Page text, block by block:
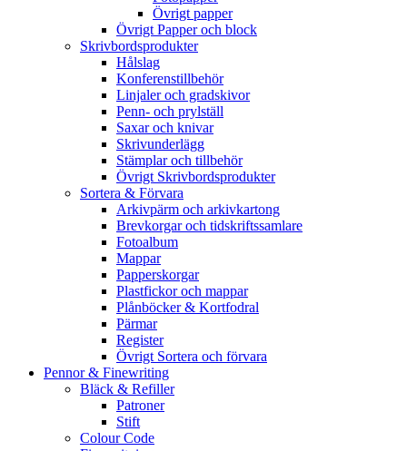
Övrigt papper
Övrigt Papper och block
Skrivbordsprodukter
Hålslag
Konferenstillbehör
Linjaler och gradskivor
Penn- och prylställ
Saxar och knivar
Skrivunderlägg
Stämplar och tillbehör
Övrigt Skrivbordsprodukter
Sortera & Förvara
Arkivpärm och arkivkartong
Brevkorgar och tidskriftssamlare
Fotoalbum
Mappar
Papperskorgar
Plastfickor och mappar
Plånböcker & Kortfodral
Pärmar
Register
Övrigt Sortera och förvara
Pennor & Finewriting
Bläck & Refiller
Patroner
Stift
Colour Code